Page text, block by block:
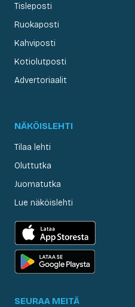
Tisleposti
Ruokaposti
Kahviposti
Kotiolutposti
Advertoriaalit
NÄKÖISLEHTI
Tilaa lehti
Oluttutka
Juomatutka
Lue näköislehti
SEURAA MEITÄ